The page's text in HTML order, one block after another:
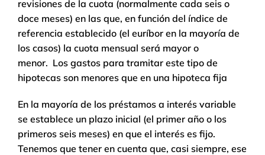
revisiones de la cuota (normalmente cada seis o
doce meses) en las que, en función del índice de
referencia establecido (el euríbor en la mayoría de
los casos) la cuota mensual será mayor o
menor. Los gastos para tramitar este tipo de
hipotecas son menores que en una hipoteca fija
En la mayoría de los préstamos a interés variable
se establece un plazo inicial (el primer año o los
primeros seis meses) en que el interés es fijo.
Tenemos que tener en cuenta que, casi siempre, ese